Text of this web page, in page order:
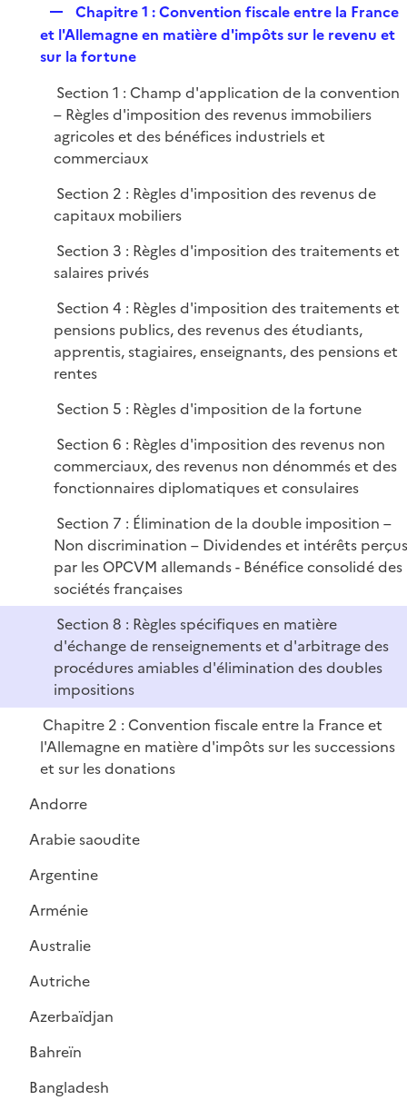
e
r
p
l
i
e
r
e
p
i
e
r
Chapitre 1 : Convention fiscale entre la France
et l'Allemagne en matière d'impôts sur le revenu et
sur la fortune
Section 1 : Champ d'application de la convention
– Règles d'imposition des revenus immobiliers
agricoles et des bénéfices industriels et
commerciaux
Section 2 : Règles d'imposition des revenus de
capitaux mobiliers
Section 3 : Règles d'imposition des traitements et
salaires privés
Section 4 : Règles d'imposition des traitements et
pensions publics, des revenus des étudiants,
apprentis, stagiaires, enseignants, des pensions et
rentes
Section 5 : Règles d'imposition de la fortune
Section 6 : Règles d'imposition des revenus non
commerciaux, des revenus non dénommés et des
fonctionnaires diplomatiques et consulaires
Section 7 : Élimination de la double imposition –
Non discrimination – Dividendes et intérêts perçus
par les OPCVM allemands - Bénéfice consolidé des
sociétés françaises
Section 8 : Règles spécifiques en matière
d'échange de renseignements et d'arbitrage des
procédures amiables d'élimination des doubles
impositions
Chapitre 2 : Convention fiscale entre la France et
l'Allemagne en matière d'impôts sur les successions
et sur les donations
Andorre
Arabie saoudite
Argentine
Arménie
Australie
Autriche
Azerbaïdjan
Bahreïn
Bangladesh